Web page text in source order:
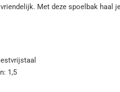
Met deze spoelbak haal
1,5